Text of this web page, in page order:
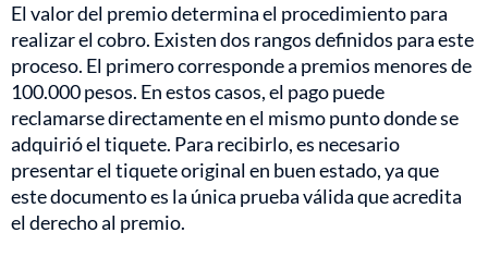
El valor del premio determina el procedimiento para
realizar el cobro. Existen dos rangos definidos para este
proceso. El primero corresponde a premios menores de
100.000 pesos. En estos casos, el pago puede
reclamarse directamente en el mismo punto donde se
adquirió el tiquete. Para recibirlo, es necesario
presentar el tiquete original en buen estado, ya que
este documento es la única prueba válida que acredita
el derecho al premio.